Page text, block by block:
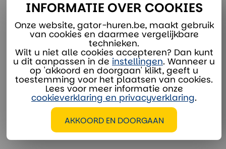
INFORMATIE OVER COOKIES
Onze website, gator-huren.be, maakt gebruik
van cookies en daarmee vergelijkbare
technieken.
Wilt u niet alle cookies accepteren? Dan kunt
u dit aanpassen in de instellingen. Wanneer u
op 'akkoord en doorgaan' klikt, geeft u
toestemming voor het plaatsen van cookies.
Lees voor meer informatie onze
cookieverklaring en privacyverklaring.
AKKOORD EN DOORGAAN